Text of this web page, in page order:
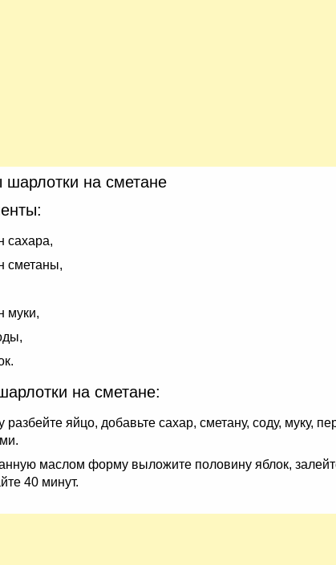
шарлотки на сметане
сахара,
сметаны,
муки,
на сметане:
разбейте яйцо, добавьте сахар, сметану, соду, муку,
маслом форму выложите половину яблок,
40 минут.